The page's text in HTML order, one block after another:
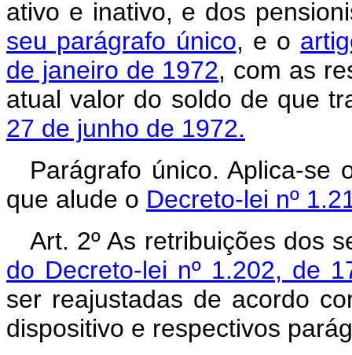
ativo e inativo, e dos
seu parágrafo único, e o
de janeiro de 1972, com as
atual valor do soldo de que
27 de junho de 1972.
Parágrafo único. Aplica-se
que alude o Decreto-lei nº
Art. 2º As retribuições dos
do Decreto-lei nº 1.202, de
ser reajustadas de acordo
dispositivo e respectivos